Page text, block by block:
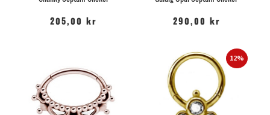
205,00 kr 290,00 kr
12%